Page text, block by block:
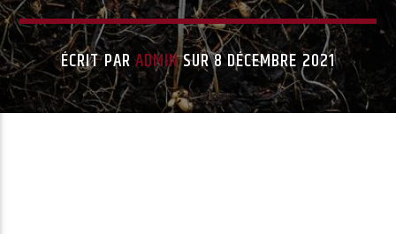
ÉCRIT PARADMINSUR 8 DÉCEMBRE 2021